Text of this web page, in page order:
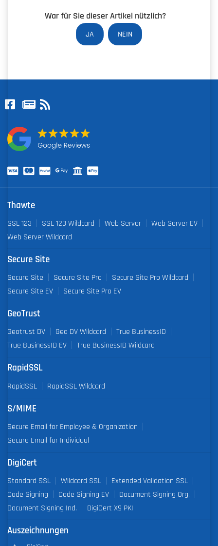
War für Sie dieser Artikel nützlich?
JA NEIN
Thawte
SSL 123 SSL 123 Wildcard Web Server
Web Server EV
Web Server Wildcard
Secure Site
Secure Site Secure Site Pro
Secure Site Pro Wildcard
Secure Site EV
Secure Site Pro EV
GeoTrust
Geotrust DV Geo DV Wildcard
True BusinessID
True BusinessID EV
True BusinessID Wildcard
RapidSSL
RapidSSL RapidSSL Wildcard
S/MIME
Secure Email for Employee & Organization
Secure Email for Individual
DigiCert
Standard SSL Wildcard SSL
Extended Validation SSL
Code Signing
Code Signing EV
Document Signing Org.
Document Signing Ind.
DigiCert X9 PKI
Auszeichnungen